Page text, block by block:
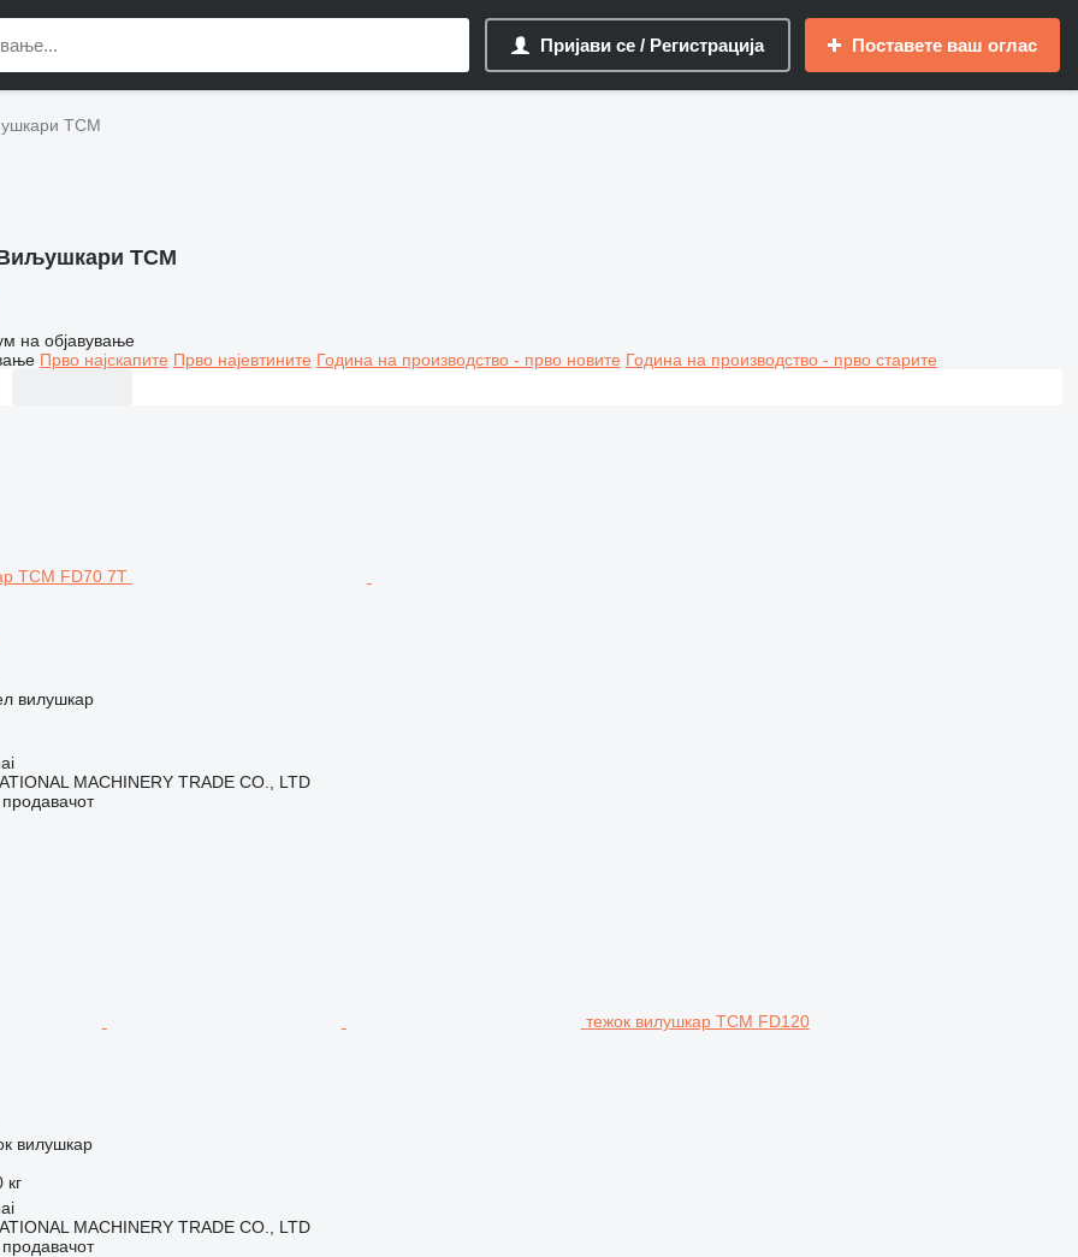
Пријави се / Регистрација Поставете ваш оглас
TCM
TCM
на објавување
Прво најскапите Прво најевтините Година на производство - прво новите Година на производство - прво старите
вилушкар
MACHINERY TRADE CO., LTD
продавачот
тежок вилушкар TCM FD120
вилушкар
кг
MACHINERY TRADE CO., LTD
продавачот